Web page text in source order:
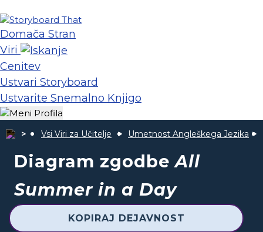
Domača Stran
Viri
Cenitev
Ustvari Storyboard
Ustvarite Snemalno Knjigo
Vsi Viri za Učitelje Umetnost Angleškega Jezika
Diagram zgodbeAll
Summer in a Day
KOPIRAJ DEJAVNOST